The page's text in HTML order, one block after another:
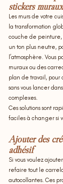
stickers muraux
Les murs de votre
la transformation
couche de
un ton plus neutre,
l’atmosphère. Vous
muraux ou des
plan de travail,
sans vous lancer
complexes.
Ces solutions sont
faciles à changer si
Ajouter des
adhésif
Si vous voulez
refaire tout le
autocollantes. Ces